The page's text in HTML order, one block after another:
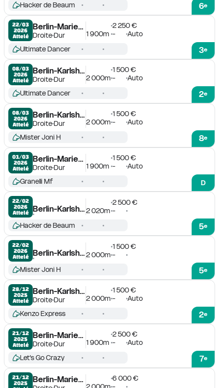
6e
Hacker de Beaum
22/03
2026
Attelé
Berlin-Mariendorf
DroiteDur
2 250 €
1 900m - Auto
3e
Ultimate Dancer
08/03
2026
Attelé
Berlin-Karlshorst
DroiteDur
1 500 €
2 000m - Auto
2e
Ultimate Dancer
08/03
2026
Attelé
Berlin-Karlshorst
DroiteDur
1 500 €
2 000m - Auto
8e
Mister Joni H
01/03
2026
Attelé
Berlin-Mariendorf
DroiteDur
1 500 €
1 900m -
Auto
D
Granelli Mf
22/02
2026
Attelé
Berlin-Karlshorst
2 500 €
2 020m -
5e
Hacker de Beaum
22/02
2026
Attelé
Berlin-Karlshorst
1 500 €
2 000m -
5e
Mister Joni H
28/12
2025
Attelé
Berlin-Karlshorst
DroiteDur
1 500 €
2 000m - Auto
2e
Kenzo Express
21/12
2025
Attelé
Berlin-Mariendorf
DroiteDur
2 500 €
1 900m - Auto
7e
Let's Go Crazy
21/12
2025
Berlin-Mariendorf
6 000 €